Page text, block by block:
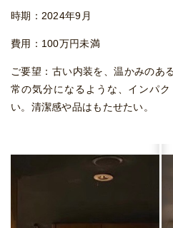
時期：2024年9月
費用：100万円未満
ご要望：古い内装を、温かみのあ
常の気分になるような、インパ
い。清潔感や品はもたせたい。